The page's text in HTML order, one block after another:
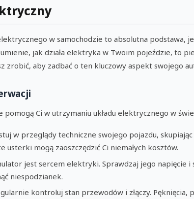
w samochodzie to absolutna podstawa,
jak działa elektryka w Twoim pojeździe, to
zrobić, aby zadbać o ten kluczowy aspekt swojego
pomogą Ci w utrzymaniu układu elektrycznego w
w przeglądy techniczne swojego pojazdu,
usterki mogą zaoszczędzić Ci niemałych kosztów.
jest sercem elektryki. Sprawdzaj jego napięcie i
niespodzianek.
kontroluj stan przewodów i złączy.